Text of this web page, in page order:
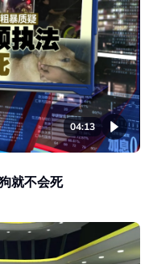
04:13
就不会死